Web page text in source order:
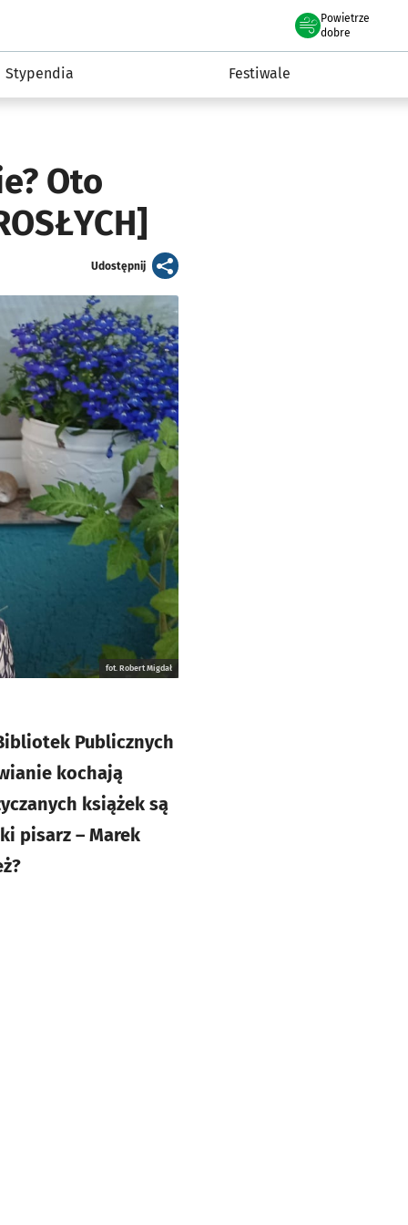
Powietrze
we Wrocławiu
dobre
Stypendia Festiwale
Oto
Udostępnijartykuł
fot. Robert Migdał
Publicznych
kochają
książek są
pisarz – Marek